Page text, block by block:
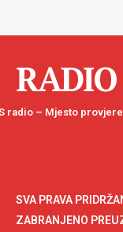
RADIO
radio – Mjesto
SVA PRAVA
ZABRANJENO